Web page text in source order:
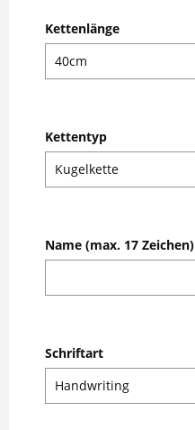
Kettenlänge
Kettentyp
Name (max. 17 Zeichen)
Schriftart